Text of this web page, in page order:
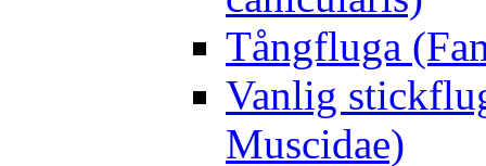
Tångfluga
Vanlig
Muscidae)